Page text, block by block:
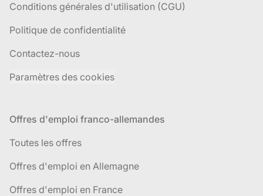
Conditions générales d'utilisation (CGU)
Politique de confidentialité
Contactez-nous
Paramètres des cookies
Offres d'emploi franco-allemandes
Toutes les offres
Offres d'emploi en Allemagne
Offres d'emploi en France